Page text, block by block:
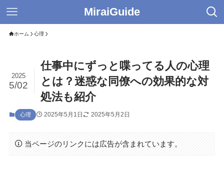
MiraiGuide
ホーム 心理
仕事中にずっと喋ってる人の心理
とは？迷惑な同僚への効果的な対
処法も紹介
2025
5/02
心理 2025年5月1日 2025年5月2日
当ページのリンクには広告が含まれています。